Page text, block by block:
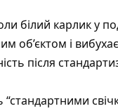
білий карлик у
об’єктом і
після